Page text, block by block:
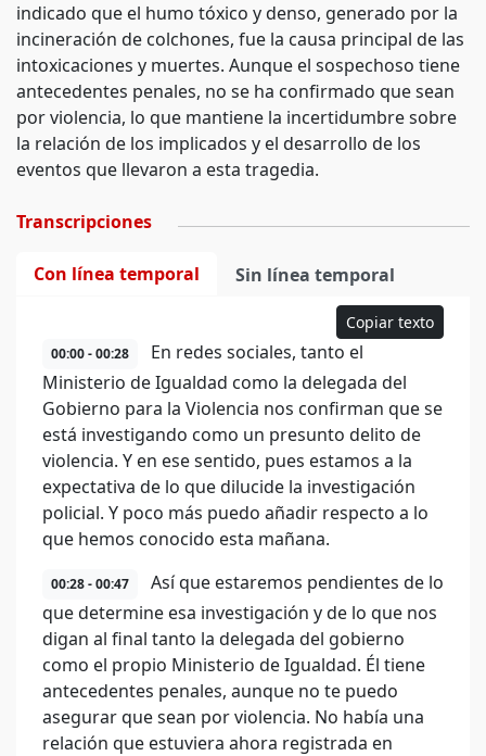
indicado que el humo tóxico y denso, generado por la
incineración de colchones, fue la causa principal de las
intoxicaciones y muertes. Aunque el sospechoso tiene
antecedentes penales, no se ha confirmado que sean
por violencia, lo que mantiene la incertidumbre sobre
la relación de los implicados y el desarrollo de los
eventos que llevaron a esta tragedia.
Transcripciones
Con línea temporal Sin línea temporal
Copiar texto
00:00 - 00:28
En redes sociales, tanto el
Ministerio de Igualdad como la delegada del
Gobierno para la Violencia nos confirman que se
está investigando como un presunto delito de
violencia. Y en ese sentido, pues estamos a la
expectativa de lo que dilucide la investigación
policial. Y poco más puedo añadir respecto a lo
que hemos conocido esta mañana.
00:28 - 00:47
Así que estaremos pendientes de lo
que determine esa investigación y de lo que nos
digan al final tanto la delegada del gobierno
como el propio Ministerio de Igualdad. Él tiene
antecedentes penales, aunque no te puedo
asegurar que sean por violencia. No había una
relación que estuviera ahora registrada en